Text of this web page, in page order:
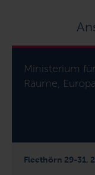
Ministerium
Räume,
Fleethörn 29-31,